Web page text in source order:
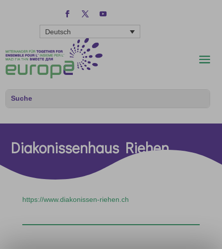
Deutsch
Diakonissenhaus Riehen
https://www.diakonissen-riehen.ch